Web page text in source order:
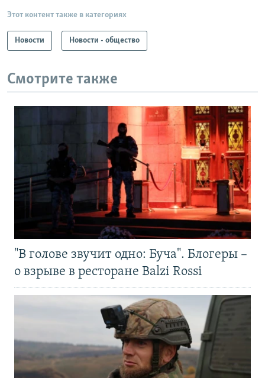
Этот контент также в категориях
Новости Новости - общество
Смотрите также
"В голове звучит одно: Буча". Блогеры –
о взрыве в ресторане Balzi Rossi